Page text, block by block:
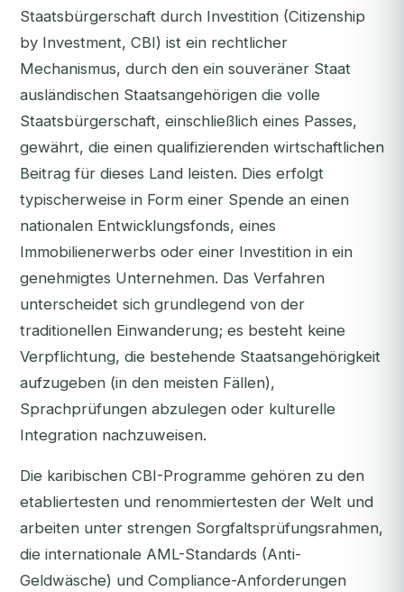
Staatsbürgerschaft durch Investition (Citizenship
by Investment, CBI) ist ein rechtlicher
Mechanismus, durch den ein souveräner Staat
ausländischen Staatsangehörigen die volle
Staatsbürgerschaft, einschließlich eines Passes,
gewährt, die einen qualifizierenden wirtschaftlichen
Beitrag für dieses Land leisten. Dies erfolgt
typischerweise in Form einer Spende an einen
nationalen Entwicklungsfonds, eines
Immobilienerwerbs oder einer Investition in ein
genehmigtes Unternehmen. Das Verfahren
unterscheidet sich grundlegend von der
traditionellen Einwanderung; es besteht keine
Verpflichtung, die bestehende Staatsangehörigkeit
aufzugeben (in den meisten Fällen),
Sprachprüfungen abzulegen oder kulturelle
Integration nachzuweisen.
Die karibischen CBI-Programme gehören zu den
etabliertesten und renommiertesten der Welt und
arbeiten unter strengen Sorgfaltsprüfungsrahmen,
die internationale AML-Standards (Anti-
Geldwäsche) und Compliance-Anforderungen